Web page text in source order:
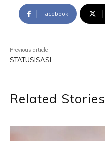
Facebook
Previous article
STATUSISASI
Related Stories